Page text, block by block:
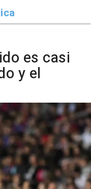
es casi
y el